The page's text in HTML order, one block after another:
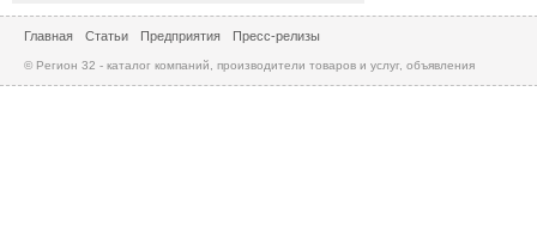
Главная Статьи Предприятия Пресс-релизы
© Регион 32 - каталог компаний, производители товаров и услуг, объявления